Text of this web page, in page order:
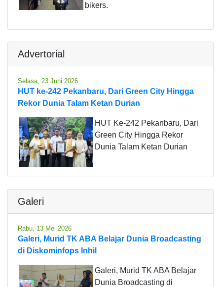
bikers.
Advertorial
Selasa, 23 Juni 2026
HUT ke-242 Pekanbaru, Dari Green City Hingga
Rekor Dunia Talam Ketan Durian
HUT Ke-242 Pekanbaru, Dari
Green City Hingga Rekor
Dunia Talam Ketan Durian
Galeri
Rabu, 13 Mei 2026
Galeri, Murid TK ABA Belajar Dunia Broadcasting
di Diskominfops Inhil
Galeri, Murid TK ABA Belajar
Dunia Broadcasting di